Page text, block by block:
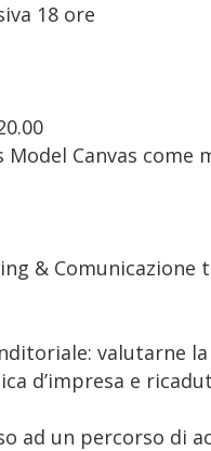
18 ore
Model Canvas
& Comunicazione
valutarne
d’impresa e
ad un percorso di